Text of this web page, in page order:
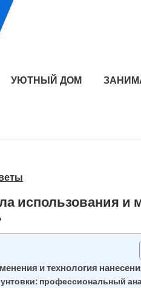
УЮТНЫЙ ДОМ
использования и
и технология
профессиональный